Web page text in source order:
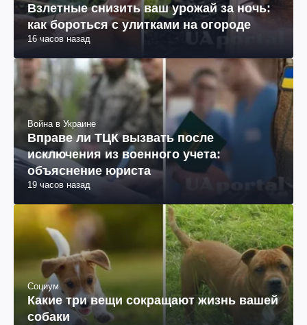
Взлетные снизить ваш урожай за ночь:
как бороться с улитками на огороде
16 часов назад
Война в Украине
Вправе ли ТЦК вызвать после
исключения из военного учета:
объяснение юриста
19 часов назад
Социум
Какие три вещи сокращают жизнь вашей
собаки